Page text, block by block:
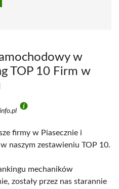
w
TOP 10 Firm w
firmy w Piasecznie i
naszym zestawieniu TOP 10.
mechaników
zostały przez nas starannie